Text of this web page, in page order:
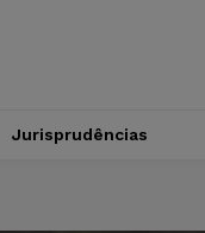
Jurisprudências